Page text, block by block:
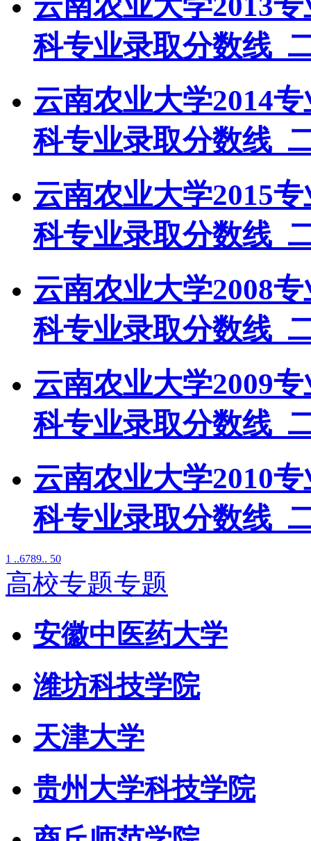
科专业录取分数线_
云南农业大学2014
科专业录取分数线_
云南农业大学2015
科专业录取分数线_
云南农业大学2008
科专业录取分数线_
云南农业大学2009
科专业录取分数线_
云南农业大学2010
科专业录取分数线_
1 ..6789.. 50
高校专题专题
安徽中医药大学
潍坊科技学院
天津大学
贵州大学科技学院